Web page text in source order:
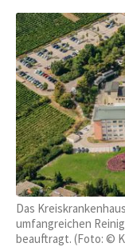
Das
umfangreichen
beauftragt. (Foto: ©